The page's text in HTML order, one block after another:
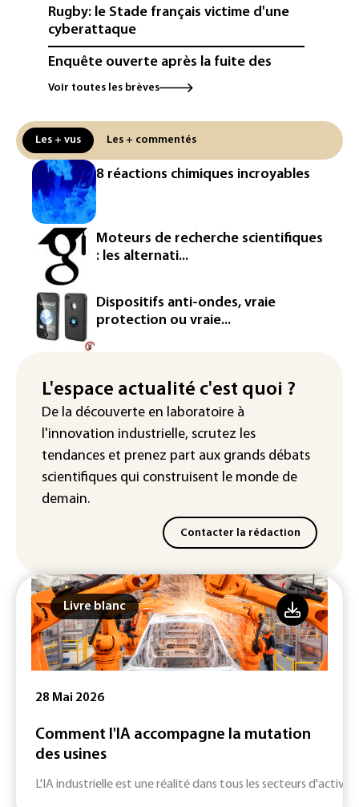
Rugby: le Stade français victime d'une
cyberattaque
Enquête ouverte après la fuite des
données de 300.000 clients
La Slovaquie enregistre un record
absolu de 42,2°C (services
météorologiques)
Paris : une trentaine de membres d'un
canal Telegram masculiniste convoqués
devant la justice
Jeux vidéo: le très attendu "GTA VI"
promet d'en dévoiler plus sur Netflix le
27 août
Dans les entrailles de Paris, un chantier
ferroviaire hors norme pour revitaliser
Meta se lance sur le marché des logiciels
écrits par l'IA, dominé par Anthropic et
OpenAI
Voir toutes les brèves
Les + vus Les + commentés
8 réactions chimiques incroyables
Moteurs de recherche scientifiques
: les alternati...
Dispositifs anti-ondes, vraie
protection ou vraie...
L'espace actualité c'est quoi ?
De la découverte en laboratoire à
l'innovation industrielle, scrutez les
tendances et prenez part aux grands débats
scientifiques qui construisent le monde de
demain.
Contacter la rédaction
Livre blanc
28 Mai 2026
Comment l'IA accompagne la mutation
des usines
L'IA industrielle est une réalité dans tous les secteurs